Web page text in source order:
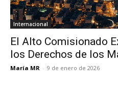
Internacional
El Alto Comisionado
los Derechos de los
María MR - 9 de enero de 2026